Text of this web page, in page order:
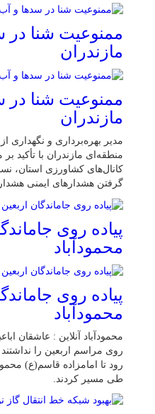
ممنوعیت شنا در
مازندران
ممنوعیت شنا در
مازندران
مدیر بهره‌برداری و
منطقه‌ای مازندران با تأکید
کانال‌های کشاورزی استان،
گرفتن هشدارهای ایمنی
پیاده روی
محمودآباد
پیاده روی
محمودآباد
محمودآباد آنلاین : عاشقان
روی مراسم اربعین را
رود تا امامزاده قاسم(ع)
طی مسیر کردند.